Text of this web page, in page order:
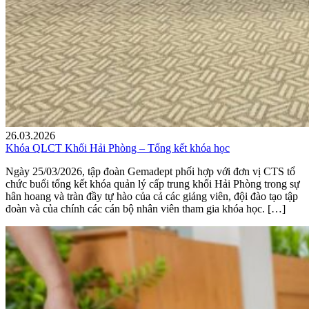
26.03.2026
Khóa QLCT Khối Hải Phòng – Tổng kết khóa học
Ngày 25/03/2026, tập đoàn Gemadept phối hợp với đơn vị CTS tổ
chức buổi tổng kết khóa quản lý cấp trung khối Hải Phòng trong sự
hân hoang và tràn đầy tự hào của cả các giảng viên, đội đào tạo tập
đoàn và của chính các cán bộ nhân viên tham gia khóa học. […]